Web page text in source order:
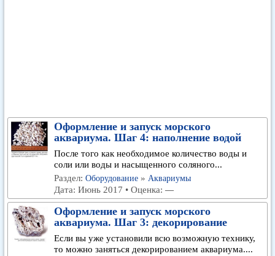
Оформление и запуск морского
аквариума. Шаг 4: наполнение водой
После того как необходимое количество воды и
соли или воды и насыщенного соляного...
Раздел: Оборудование » Аквариумы
Дата: Июнь 2017 • Оценка: —
Оформление и запуск морского
аквариума. Шаг 3: декорирование
Если вы уже установили всю возможную технику,
то можно заняться декорированием аквариума....